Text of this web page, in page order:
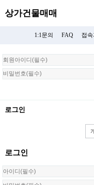
상가건물매매
1:1문의 FAQ 접속
회
원
로
로그인
로그인